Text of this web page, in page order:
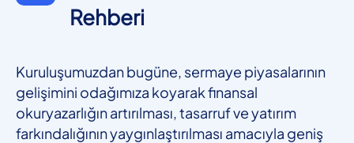
Rehberi
Kuruluşumuzdan bugüne, sermaye piyasalarının
gelişimini odağımıza koyarak finansal
okuryazarlığın artırılması, tasarruf ve yatırım
farkındalığının yaygınlaştırılması amacıyla geniş